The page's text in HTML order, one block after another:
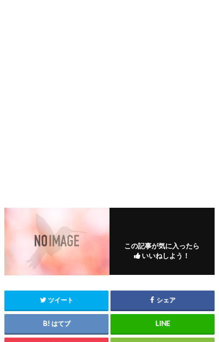
この記事が気に入ったら
いいねしよう！
ツイート シェア
はてブ